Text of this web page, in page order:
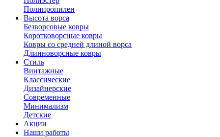
Полипропилен
Высота ворса
Безворсовые ковры
Коротковорсные ковры
Ковры со средней длиной ворса
Длинноворсные ковры
Стиль
Винтажные
Классические
Дизайнерские
Современные
Минимализм
Детские
Акции
Наши работы